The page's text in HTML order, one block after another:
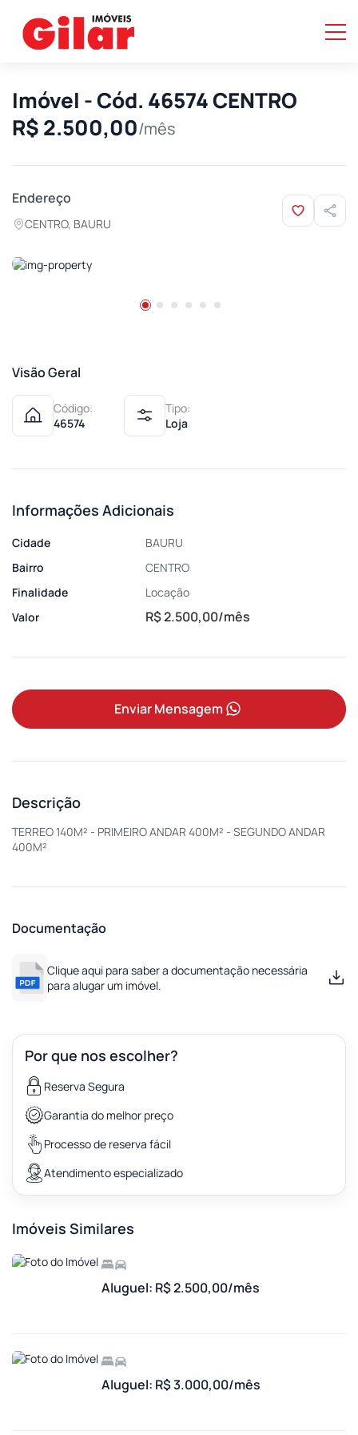
Imóvel - Cód. 46574 CENTRO
R$ 2.500,00/mês
Endereço
CENTRO, BAURU
Visão Geral
Código:
46574
Tipo:
Loja
Informações Adicionais
Cidade
BAURU
Bairro
CENTRO
Finalidade
Locação
Valor
R$ 2.500,00/mês
Enviar Mensagem
Descrição
TERREO 140M² - PRIMEIRO ANDAR 400M² - SEGUNDO ANDAR
400M²
Documentação
Clique aqui para saber a documentação necessária
para alugar um imóvel.
Por que nos escolher?
Reserva Segura
Garantia do melhor preço
Processo de reserva fácil
Atendimento especializado
Imóveis Similares
Aluguel: R$ 2.500,00/mês
Aluguel: R$ 3.000,00/mês